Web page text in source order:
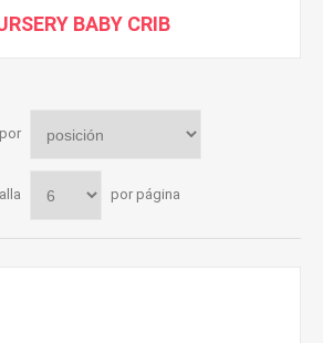
BABY CRIB
por página